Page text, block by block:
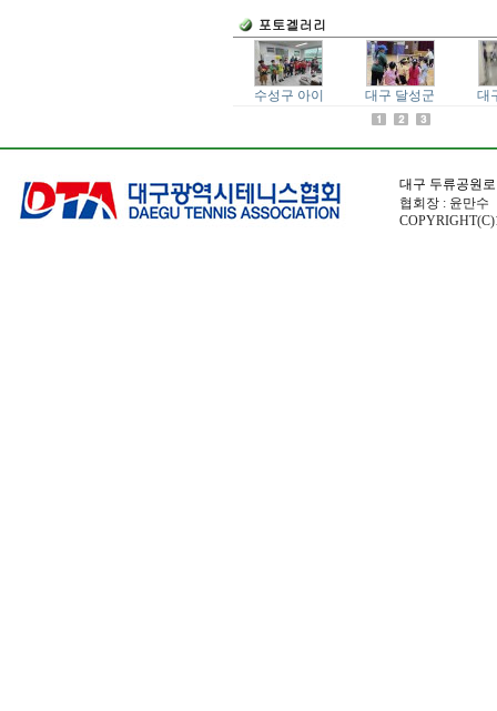
서구협회
회 장: 김원복 사무장: 이
회 장: 박희일 사무장: 이
수성구 아이 대구 달성군 대
대구 두류공원
협회장 : 윤만수